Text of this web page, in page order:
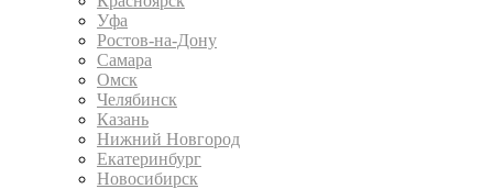
Уфа
Ростов-на-Дону
Самара
Омск
Челябинск
Казань
Нижний Новгород
Екатеринбург
Новосибирск